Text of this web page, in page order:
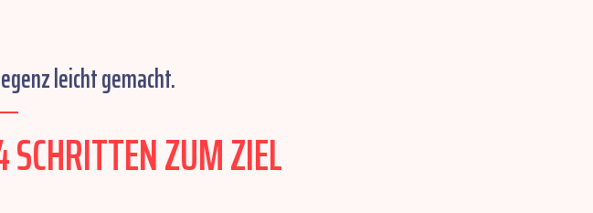
leicht gemacht.
ZUM ZIEL